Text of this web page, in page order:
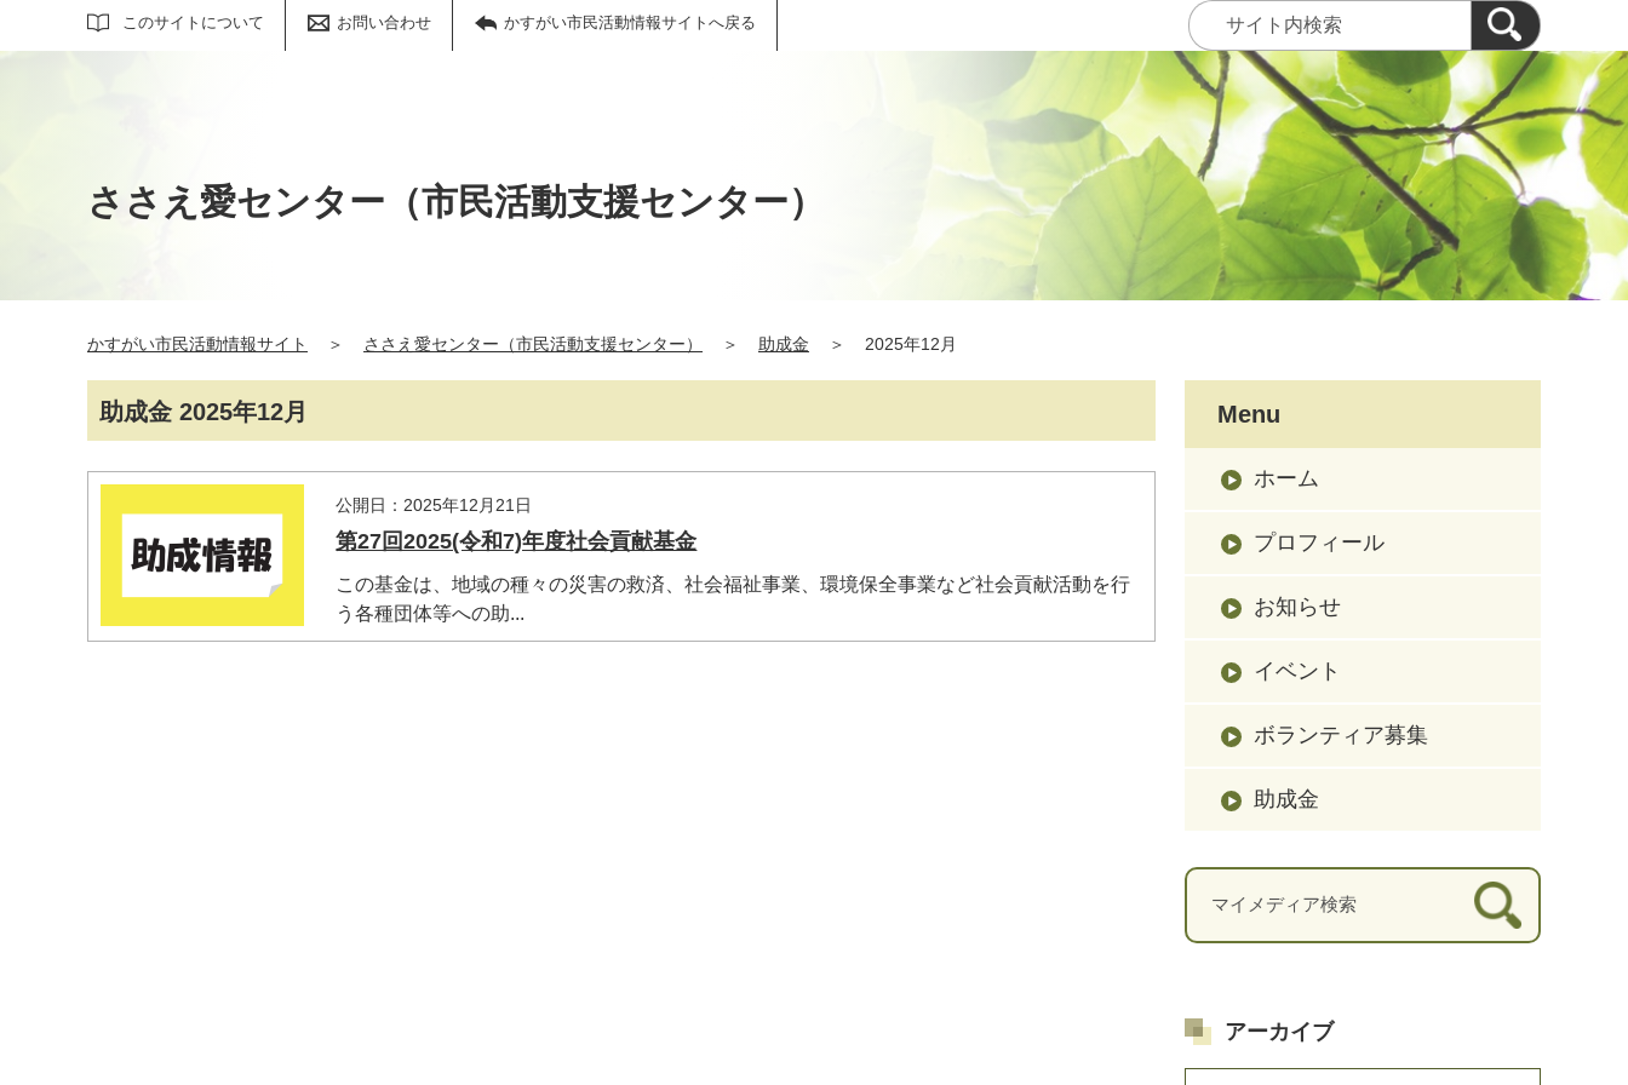
このサイトについて お問い合わせ かすがい市民活動情報サイトへ戻る
サイト内検索
ささえ愛センター（市民活動支援センター）
かすがい市民活動情報サイト ＞ ささえ愛センター（市民活動支援センター） ＞ 助成金 ＞ 2025年12月
助成金 2025年12月
公開日：2025年12月21日
第27回2025(令和7)年度社会貢献基金
この基金は、地域の種々の災害の救済、社会福祉事業、環境保全事業など社会貢献活動を行
う各種団体等への助...
Menu
ホーム
プロフィール
お知らせ
イベント
ボランティア募集
助成金
アーカイブ